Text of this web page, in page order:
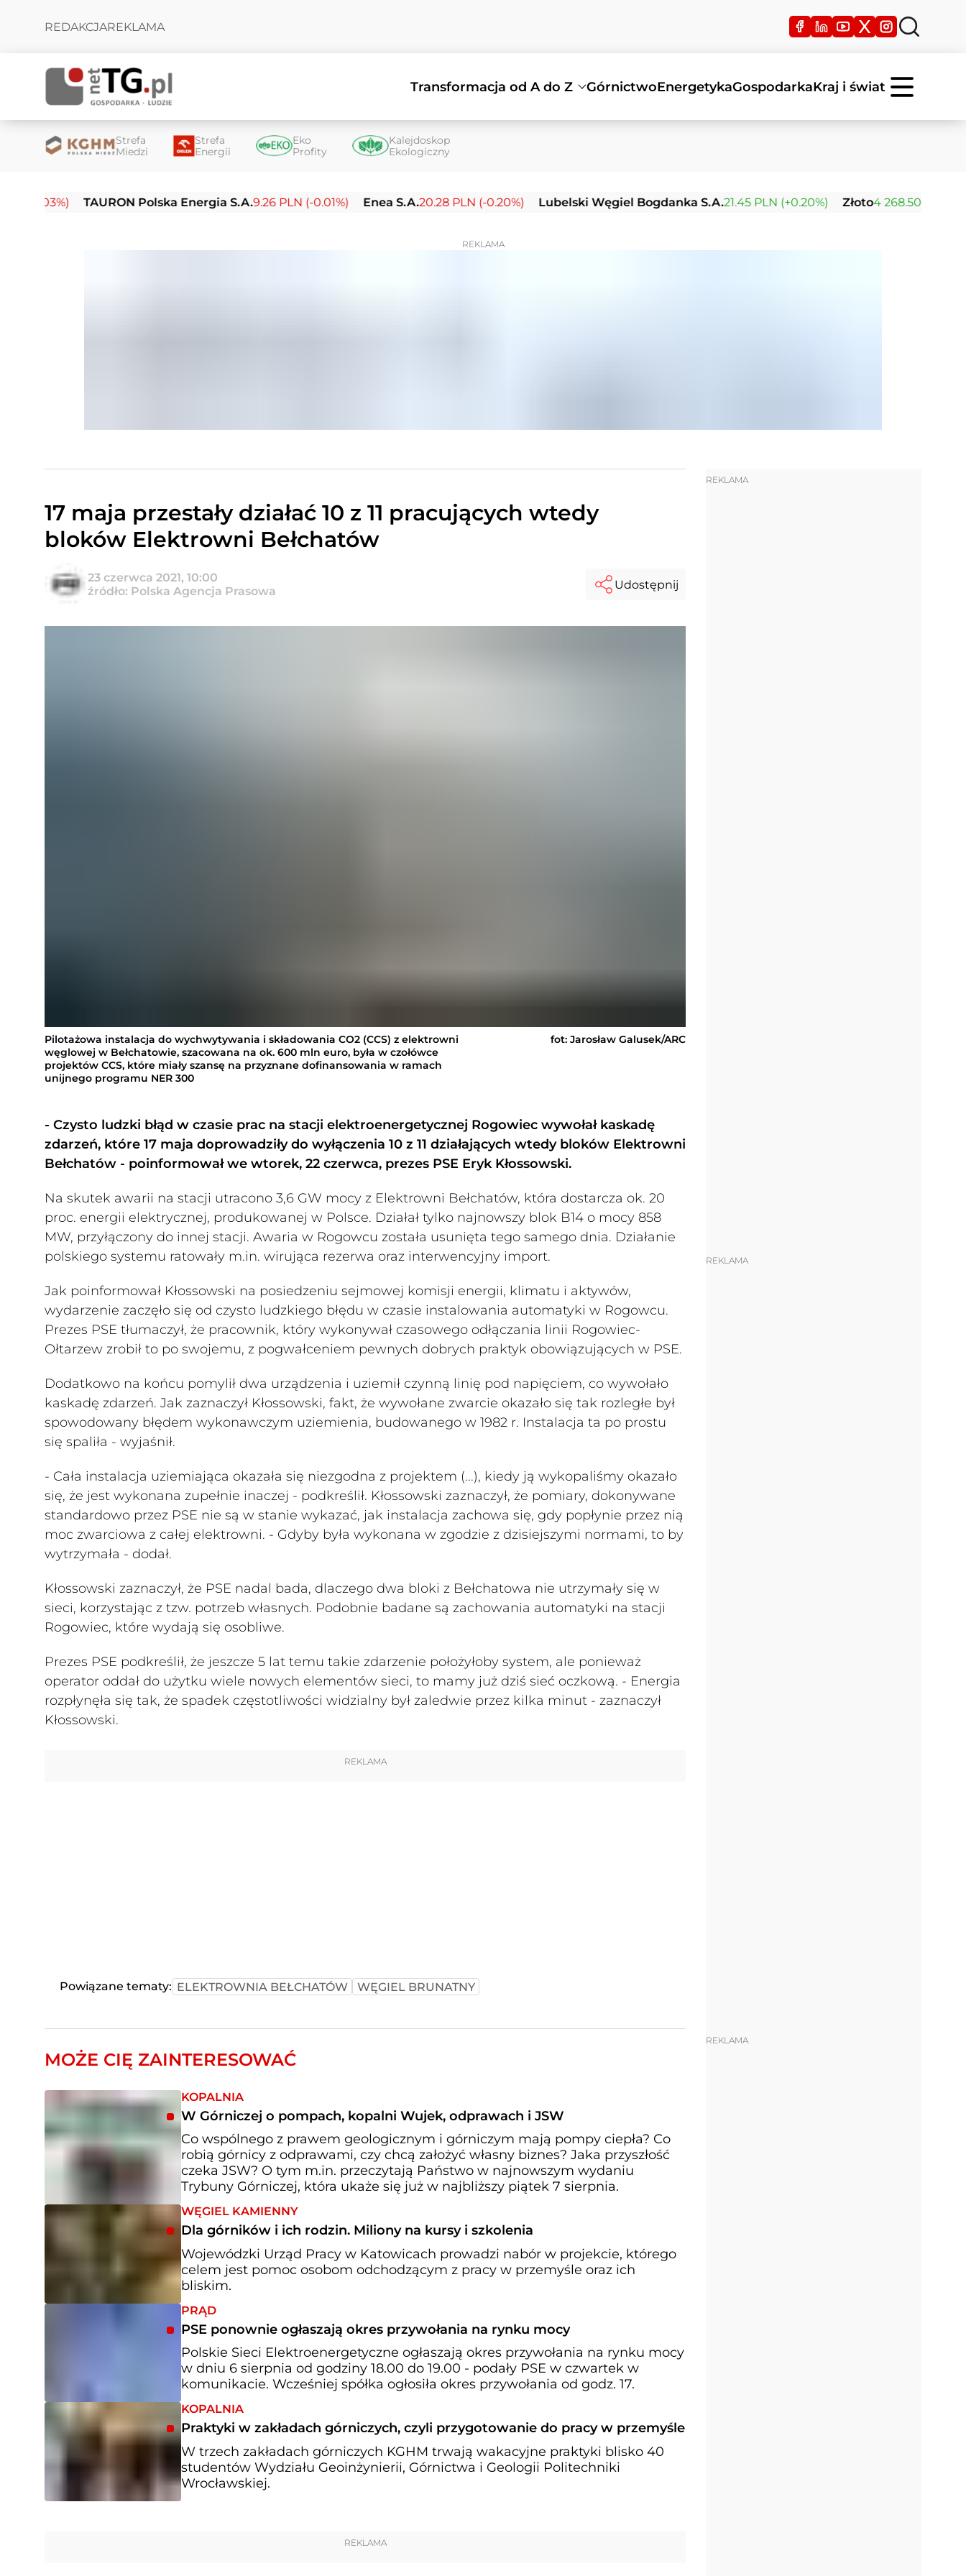
REDAKCJAREKLAMA
Transformacja od A do Z GórnictwoEnergetykaGospodarkaKraj i świat
Strefa
Miedzi
Strefa
Energii
Eko
Profity
Kalejdoskop
Ekologiczny
TAURON Polska Energia S.A.9.26 PLN (-0.01%) Enea S.A.20.28 PLN (-0.20%) Lubelski Węgiel Bogdanka S.A.21.45 PLN (+0.20%) Złoto4 268.50 USD (+0.51%)
REKLAMA
17 maja przestały działać 10 z 11 pracujących wtedy
bloków Elektrowni Bełchatów
23 czerwca 2021, 10:00
źródło: Polska Agencja Prasowa
Udostępnij
Pilotażowa instalacja do wychwytywania i składowania CO2 (CCS) z elektrowni
węglowej w Bełchatowie, szacowana na ok. 600 mln euro, była w czołówce
projektów CCS, które miały szansę na przyznane dofinansowania w ramach
unijnego programu NER 300
fot: Jarosław Galusek/ARC
- Czysto ludzki błąd w czasie prac na stacji elektroenergetycznej Rogowiec wywołał kaskadę
zdarzeń, które 17 maja doprowadziły do wyłączenia 10 z 11 działających wtedy bloków Elektrowni
Bełchatów - poinformował we wtorek, 22 czerwca, prezes PSE Eryk Kłossowski.
Na skutek awarii na stacji utracono 3,6 GW mocy z Elektrowni Bełchatów, która dostarcza ok. 20
proc. energii elektrycznej, produkowanej w Polsce. Działał tylko najnowszy blok B14 o mocy 858
MW, przyłączony do innej stacji. Awaria w Rogowcu została usunięta tego samego dnia. Działanie
polskiego systemu ratowały m.in. wirująca rezerwa oraz interwencyjny import.
Jak poinformował Kłossowski na posiedzeniu sejmowej komisji energii, klimatu i aktywów,
wydarzenie zaczęło się od czysto ludzkiego błędu w czasie instalowania automatyki w Rogowcu.
Prezes PSE tłumaczył, że pracownik, który wykonywał czasowego odłączania linii Rogowiec-
Ołtarzew zrobił to po swojemu, z pogwałceniem pewnych dobrych praktyk obowiązujących w PSE.
Dodatkowo na końcu pomylił dwa urządzenia i uziemił czynną linię pod napięciem, co wywołało
kaskadę zdarzeń. Jak zaznaczył Kłossowski, fakt, że wywołane zwarcie okazało się tak rozległe był
spowodowany błędem wykonawczym uziemienia, budowanego w 1982 r. Instalacja ta po prostu
się spaliła - wyjaśnił.
- Cała instalacja uziemiająca okazała się niezgodna z projektem (...), kiedy ją wykopaliśmy okazało
się, że jest wykonana zupełnie inaczej - podkreślił. Kłossowski zaznaczył, że pomiary, dokonywane
standardowo przez PSE nie są w stanie wykazać, jak instalacja zachowa się, gdy popłynie przez nią
moc zwarciowa z całej elektrowni. - Gdyby była wykonana w zgodzie z dzisiejszymi normami, to by
wytrzymała - dodał.
Kłossowski zaznaczył, że PSE nadal bada, dlaczego dwa bloki z Bełchatowa nie utrzymały się w
sieci, korzystając z tzw. potrzeb własnych. Podobnie badane są zachowania automatyki na stacji
Rogowiec, które wydają się osobliwe.
Prezes PSE podkreślił, że jeszcze 5 lat temu takie zdarzenie położyłoby system, ale ponieważ
operator oddał do użytku wiele nowych elementów sieci, to mamy już dziś sieć oczkową. - Energia
rozpłynęła się tak, że spadek częstotliwości widzialny był zaledwie przez kilka minut - zaznaczył
Kłossowski.
REKLAMA
Powiązane tematy: ELEKTROWNIA BEŁCHATÓW WĘGIEL BRUNATNY
REKLAMA
REKLAMA
MOŻE CIĘ ZAINTERESOWAĆ
KOPALNIA
W Górniczej o pompach, kopalni Wujek, odprawach i JSW
Co wspólnego z prawem geologicznym i górniczym mają pompy ciepła? Co
robią górnicy z odprawami, czy chcą założyć własny biznes? Jaka przyszłość
czeka JSW? O tym m.in. przeczytają Państwo w najnowszym wydaniu
Trybuny Górniczej, która ukaże się już w najbliższy piątek 7 sierpnia.
WĘGIEL KAMIENNY
Dla górników i ich rodzin. Miliony na kursy i szkolenia
Wojewódzki Urząd Pracy w Katowicach prowadzi nabór w projekcie, którego
celem jest pomoc osobom odchodzącym z pracy w przemyśle oraz ich
bliskim.
PRĄD
PSE ponownie ogłaszają okres przywołania na rynku mocy
Polskie Sieci Elektroenergetyczne ogłaszają okres przywołania na rynku mocy
w dniu 6 sierpnia od godziny 18.00 do 19.00 - podały PSE w czwartek w
komunikacie. Wcześniej spółka ogłosiła okres przywołania od godz. 17.
KOPALNIA
Praktyki w zakładach górniczych, czyli przygotowanie do pracy w przemyśle
W trzech zakładach górniczych KGHM trwają wakacyjne praktyki blisko 40
studentów Wydziału Geoinżynierii, Górnictwa i Geologii Politechniki
Wrocławskiej.
REKLAMA
REKLAMA